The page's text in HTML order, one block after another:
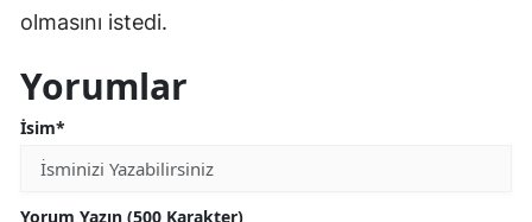
olmasını istedi.
Yorumlar
İsim*
Yorum Yazın (500 Karakter)